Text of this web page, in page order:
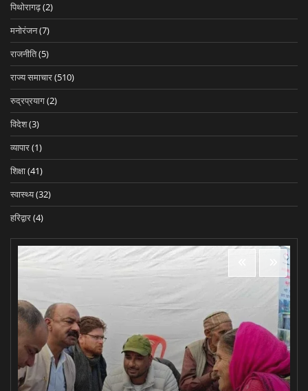
पिथोरागढ़(2)
मनोरंजन(7)
राजनीति(5)
राज्य समाचार(510)
रुद्रप्रयाग(2)
विदेश(3)
व्यापार(1)
शिक्षा(41)
स्वास्थ्य(32)
हरिद्वार(4)